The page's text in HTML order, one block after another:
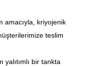
amacıyla, kriyojenik
teslim
yalıtımlı bir tankta